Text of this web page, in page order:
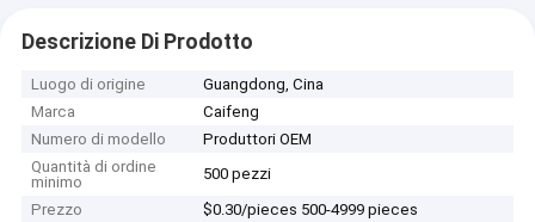
Descrizione Di Prodotto
Luogo di origine
Guangdong, Cina
Marca
Caifeng
Numero di modello
Produttori OEM
Quantità di ordine
minimo
500 pezzi
Prezzo
$0.30/pieces 500-4999 pieces